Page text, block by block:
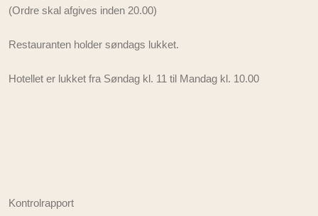
(Ordre skal afgives inden 20.00)
Restauranten holder søndags lukket.
Hotellet er lukket fra Søndag kl. 11 til Mandag kl. 10.00
Kontrolrapport